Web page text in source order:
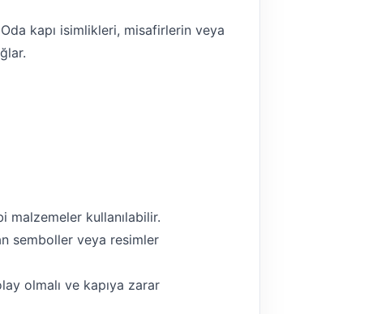
kapı isimlikleri, misafirlerin veya
malzemeler kullanılabilir.
semboller veya resimler
olmalı ve kapıya zarar